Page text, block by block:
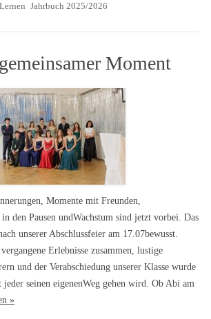
Jahrbuch 2025/2026
Moment
Momente mit Freunden,
den Pausen undWachstum sind jetzt vorbei. Das
unserer Abschlussfeier am 17.07bewusst.
Erlebnisse zusammen, lustige
und der Verabschiedung unserer Klasse wurde
jeder seinen eigenenWeg gehen wird. Ob Abi am
»